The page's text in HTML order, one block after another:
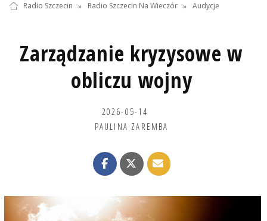
Radio Szczecin » Radio Szczecin Na Wieczór » Audycje
Zarządzanie kryzysowe w
obliczu wojny
2026-05-14
PAULINA ZAREMBA